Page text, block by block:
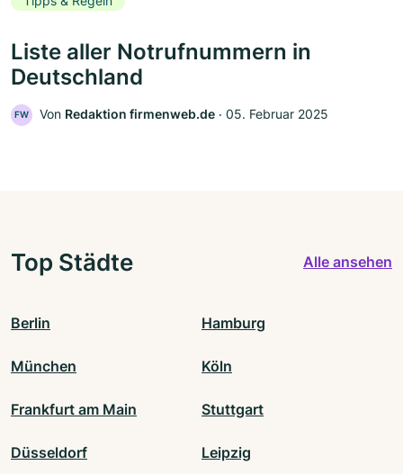
Liste aller Notrufnummern in
Deutschland
FW Von Redaktion firmenweb.de ‧ 05. Februar 2025
Top Städte Alle ansehen
Berlin Hamburg
München Köln
Frankfurt am Main Stuttgart
Düsseldorf Leipzig